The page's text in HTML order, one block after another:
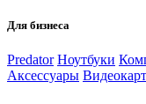
Для бизнеса
Predator Ноутбуки
Аксессуары